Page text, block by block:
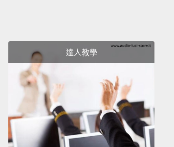
prominent squares and buildings.
一站就是老城，那是這座城市裡最古色
。那裡有一個名為聖馬克廣場的廣場，
教堂。札格瑞布富含文化氣息。城市中
你開始留意，那你到處都可以發現街頭
邊；即便在老城，在一些最著名的廣場
術的蹤跡。
達人教學